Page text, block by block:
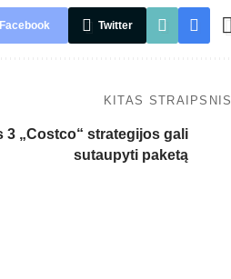
Facebook Twitter
KITAS STRAIPSNIS
3 „Costco“ strategijos gali
sutaupyti paketą